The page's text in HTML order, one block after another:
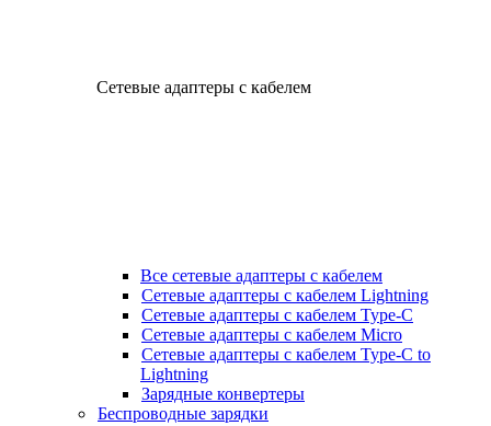
Сетевые адаптеры с кабелем
Все сетевые адаптеры с кабелем
Сетевые адаптеры с кабелем Lightning
Сетевые адаптеры с кабелем Type-C
Сетевые адаптеры с кабелем Micro
Сетевые адаптеры с кабелем Type-C to
Lightning
Зарядные конвертеры
Беспроводные зарядки